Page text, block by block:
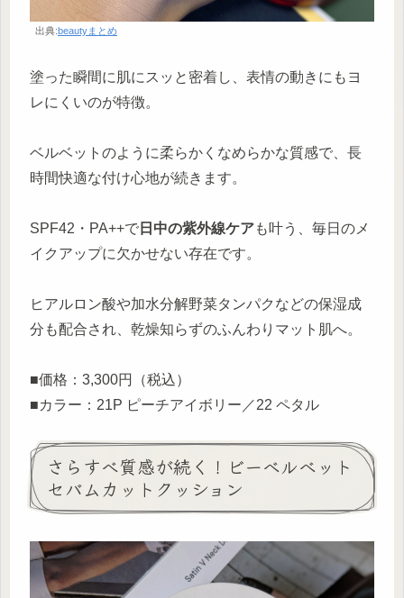
出典:beautyまとめ
塗った瞬間に肌にスッと密着し、表情の動きにもヨ
レにくいのが特徴。
ベルベットのように柔らかくなめらかな質感で、長
時間快適な付け心地が続きます。
SPF42・PA++で 日中の紫外線ケアも叶う、毎日のメ
イクアップに欠かせない存在です。
ヒアルロン酸や加水分解野菜タンパクなどの保湿成
分も配合され、乾燥知らずのふんわりマット肌へ。
■価格：3,300円（税込）
■カラー：21P ピーチアイボリー／22 ペタル
さらすべ質感が続く！ビーベルベット
セバムカットクッション